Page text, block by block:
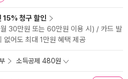
15% 청구 할인
30만원 또는 60만원 이용 시) / 카드 발
없어도 최대 1만원 혜택 제공
소득공제 480원